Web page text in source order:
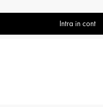
Intra in cont